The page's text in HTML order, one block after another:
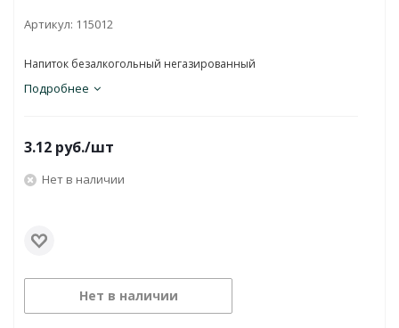
Артикул: 115012
Напиток безалкогольный негазированный
Подробнее
3.12 руб./шт
Нет в наличии
Нет в наличии